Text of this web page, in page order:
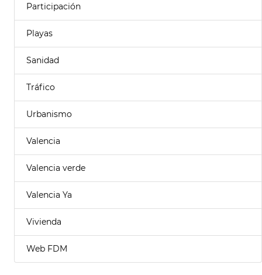
Participación
Playas
Sanidad
Tráfico
Urbanismo
Valencia
Valencia verde
Valencia Ya
Vivienda
Web FDM